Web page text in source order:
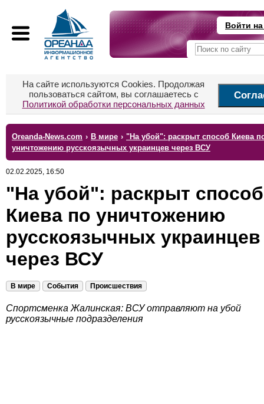
Войти
На сайте используются Cookies. Продолжая
пользоваться сайтом, вы соглашаетесь с
Политикой обработки персональных данных
Oreanda-News.com › В мире › "На убой": раскрыт способ Киева
уничтожению русскоязычных украинцев через ВСУ
02.02.2025, 16:50
"На убой": раскрыт способ
Киева по уничтожению
русскоязычных украинцев
через ВСУ
В мире События Происшествия
Спортсменка Жалинская: ВСУ отправляют на убой
русскоязычные подразделения